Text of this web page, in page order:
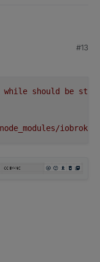
#13
while should be